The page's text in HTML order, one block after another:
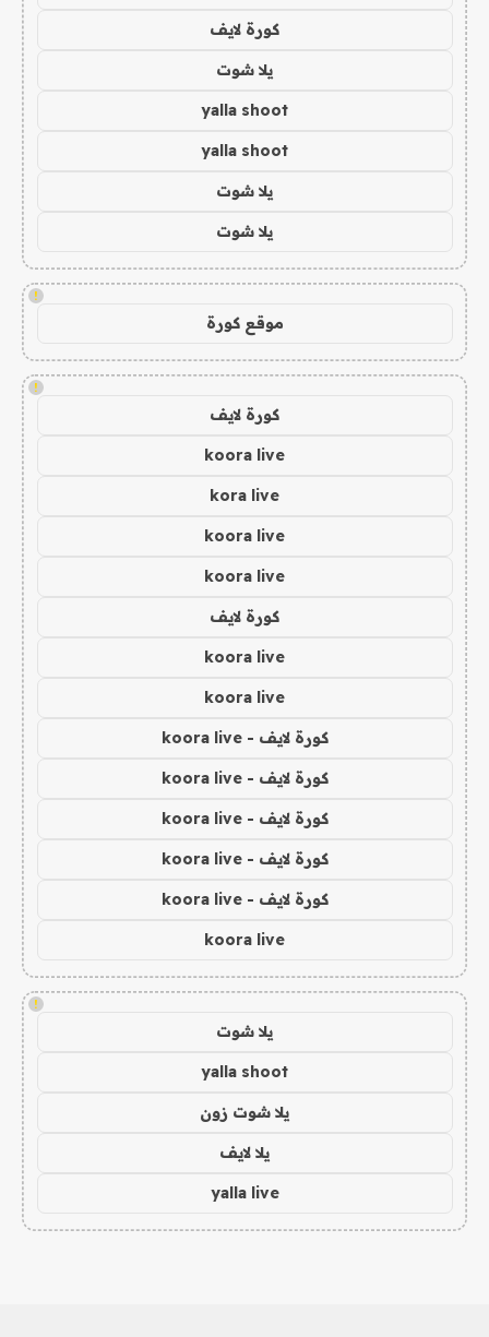
كورة لايف
يلا شوت
yalla shoot
yalla shoot
يلا شوت
يلا شوت
!
موقع كورة
!
كورة لايف
koora live
kora live
koora live
koora live
كورة لايف
koora live
koora live
كورة لايف - koora live
كورة لايف - koora live
كورة لايف - koora live
كورة لايف - koora live
كورة لايف - koora live
koora live
!
يلا شوت
yalla shoot
يلا شوت زون
يلا لايف
yalla live